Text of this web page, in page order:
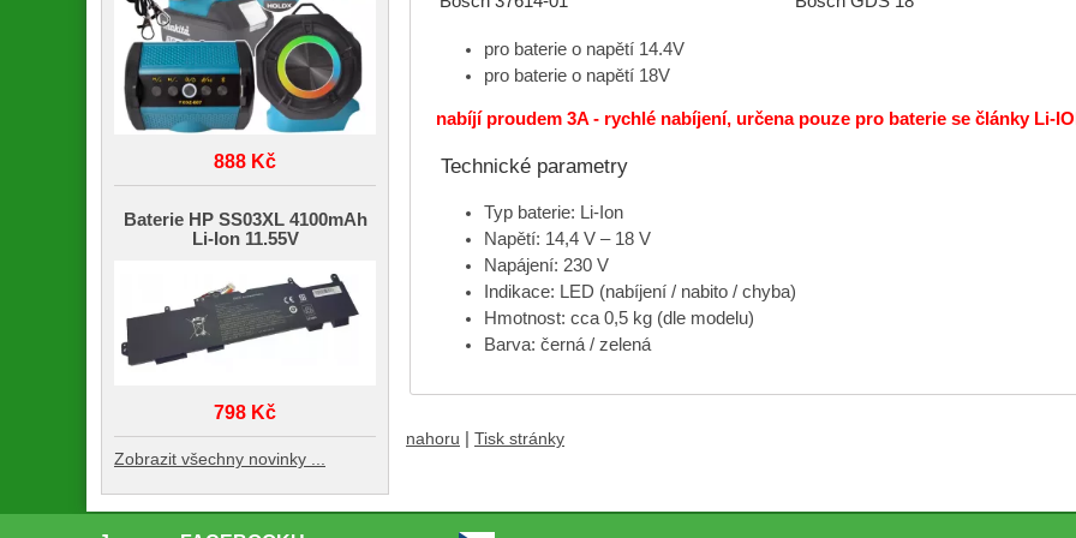
pro baterie o napětí 14.4V
pro baterie o napětí 18V
nabíjí proudem 3A - rychlé nabíjení, určena pouze pro baterie se články Li-
Technické parametry
Typ baterie: Li-Ion
Napětí: 14,4 V – 18 V
Napájení: 230 V
Indikace: LED (nabíjení / nabito / chyba)
Hmotnost: cca 0,5 kg (dle modelu)
Barva: černá / zelená
nahoru Tisk stránky
888 Kč
Baterie HP SS03XL 4100mAh
Li-Ion 11.55V
798 Kč
Zobrazit všechny novinky ...